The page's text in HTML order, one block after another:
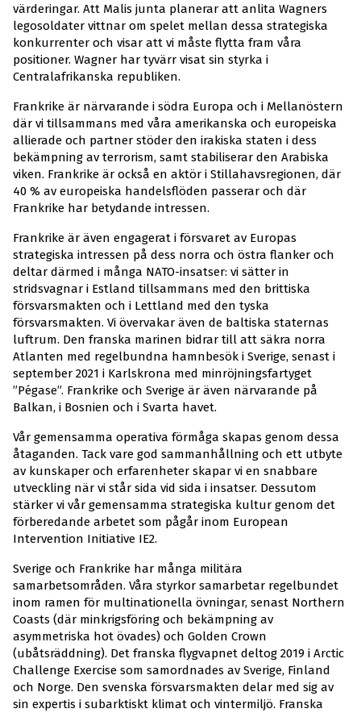
värderingar. Att Malis junta planerar att anlita Wagners
legosoldater vittnar om spelet mellan dessa strategiska
konkurrenter och visar att vi måste flytta fram våra
positioner. Wagner har tyvärr visat sin styrka i
Centralafrikanska republiken.
Frankrike är närvarande i södra Europa och i Mellanöstern
där vi tillsammans med våra amerikanska och europeiska
allierade och partner stöder den irakiska staten i dess
bekämpning av terrorism, samt stabiliserar den Arabiska
viken. Frankrike är också en aktör i Stillahavsregionen, där
40 % av europeiska handelsflöden passerar och där
Frankrike har betydande intressen.
Frankrike är även engagerat i försvaret av Europas
strategiska intressen på dess norra och östra flanker och
deltar därmed i många NATO-insatser: vi sätter in
stridsvagnar i Estland tillsammans med den brittiska
försvarsmakten och i Lettland med den tyska
försvarsmakten. Vi övervakar även de baltiska staternas
luftrum. Den franska marinen bidrar till att säkra norra
Atlanten med regelbundna hamnbesök i Sverige, senast i
september 2021 i Karlskrona med minröjningsfartyget
”Pégase”. Frankrike och Sverige är även närvarande på
Balkan, i Bosnien och i Svarta havet.
Vår gemensamma operativa förmåga skapas genom dessa
åtaganden. Tack vare god sammanhållning och ett utbyte
av kunskaper och erfarenheter skapar vi en snabbare
utveckling när vi står sida vid sida i insatser. Dessutom
stärker vi vår gemensamma strategiska kultur genom det
förberedande arbetet som pågår inom European
Intervention Initiative IE2.
Sverige och Frankrike har många militära
samarbetsområden. Våra styrkor samarbetar regelbundet
inom ramen för multinationella övningar, senast Northern
Coasts (där minkrigsföring och bekämpning av
asymmetriska hot övades) och Golden Crown
(ubåtsräddning). Det franska flygvapnet deltog 2019 i Arctic
Challenge Exercise som samordnades av Sverige, Finland
och Norge. Den svenska försvarsmakten delar med sig av
sin expertis i subarktiskt klimat och vintermiljö. Franska